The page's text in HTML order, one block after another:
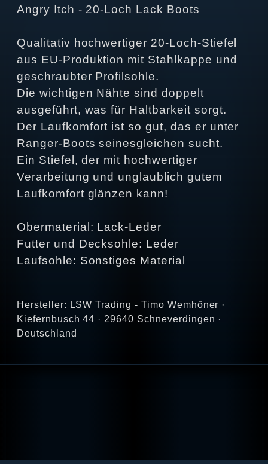
Angry Itch - 20-Loch Lack Boots
Qualitativ hochwertiger 20-Loch-Stiefel
aus EU-Produktion mit Stahlkappe und
geschraubter Profilsohle.
Die wichtigen Nähte sind doppelt
ausgeführt, was für Haltbarkeit sorgt.
Der Laufkomfort ist so gut, das er unter
Ranger-Boots seinesgleichen sucht.
Ein Stiefel, der mit hochwertiger
Verarbeitung und unglaublich gutem
Laufkomfort glänzen kann!
Obermaterial: Lack-Leder
Futter und Decksohle: Leder
Laufsohle: Sonstiges Material
Hersteller: LSW Trading - Timo Wemhöner ·
Kiefernbusch 44 · 29640 Schneverdingen ·
Deutschland